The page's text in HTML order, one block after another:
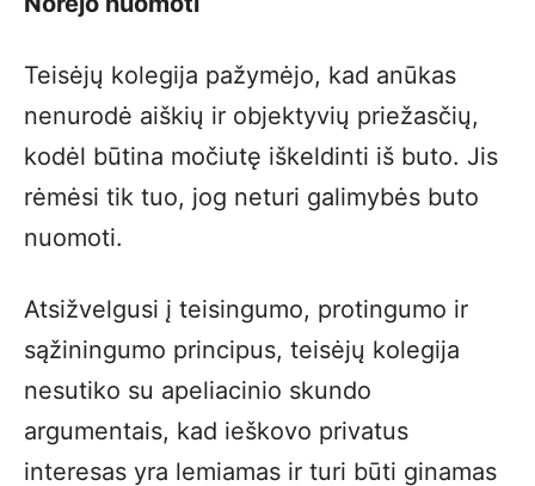
Teisėjų kolegija pažymėjo, kad anūkas
nenurodė aiškių ir objektyvių priežasčių,
kodėl būtina močiutę iškeldinti iš buto. Jis
rėmėsi tik tuo, jog neturi galimybės buto
nuomoti.
Atsižvelgusi į teisingumo, protingumo ir
sąžiningumo principus, teisėjų kolegija
nesutiko su apeliacinio skundo
argumentais, kad ieškovo privatus
interesas yra lemiamas ir turi būti ginamas